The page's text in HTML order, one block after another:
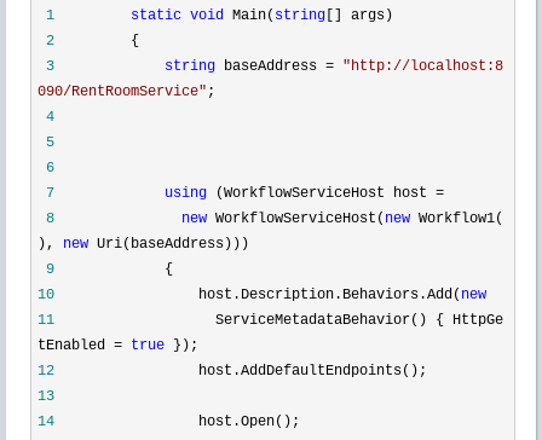
1 static void Main( string [] args)
2
{
3
string baseAddress = "http://localhost:8
090/RentRoomService" ;
4
5
6
7
using (WorkflowServiceHost host =
8
new WorkflowServiceHost( new Workflow1(
), new Uri(baseAddress)))
9
{
10
host.Description.Behaviors.Add( new
11
ServiceMetadataBehavior() { HttpGe
tEnabled = true });
12
host.AddDefaultEndpoints();
13
14
host.Open();